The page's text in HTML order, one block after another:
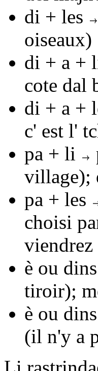
di + les
oiseaux)
di + a +
cote dal
di + a +
c' est l'
pa + li
village);
pa + les
choisi
viendrez
è ou
tiroir);
è ou
(il n'y a